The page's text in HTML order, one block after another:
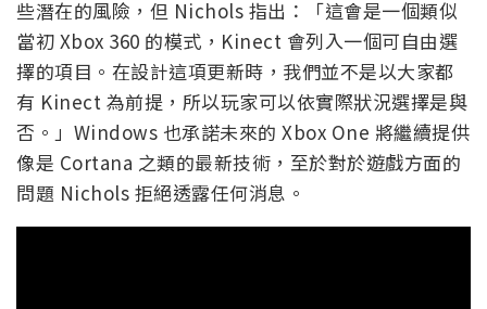
些潛在的風險，但 Nichols 指出：「這會是一個類似
當初 Xbox 360 的模式，Kinect 會列入一個可自由選
擇的項目。在設計這項更新時，我們並不是以大家都
有 Kinect 為前提，所以玩家可以依實際狀況選擇是與
否。」Windows 也承諾未來的 Xbox One 將繼續提供
像是 Cortana 之類的最新技術，至於對於遊戲方面的
問題 Nichols 拒絕透露任何消息。